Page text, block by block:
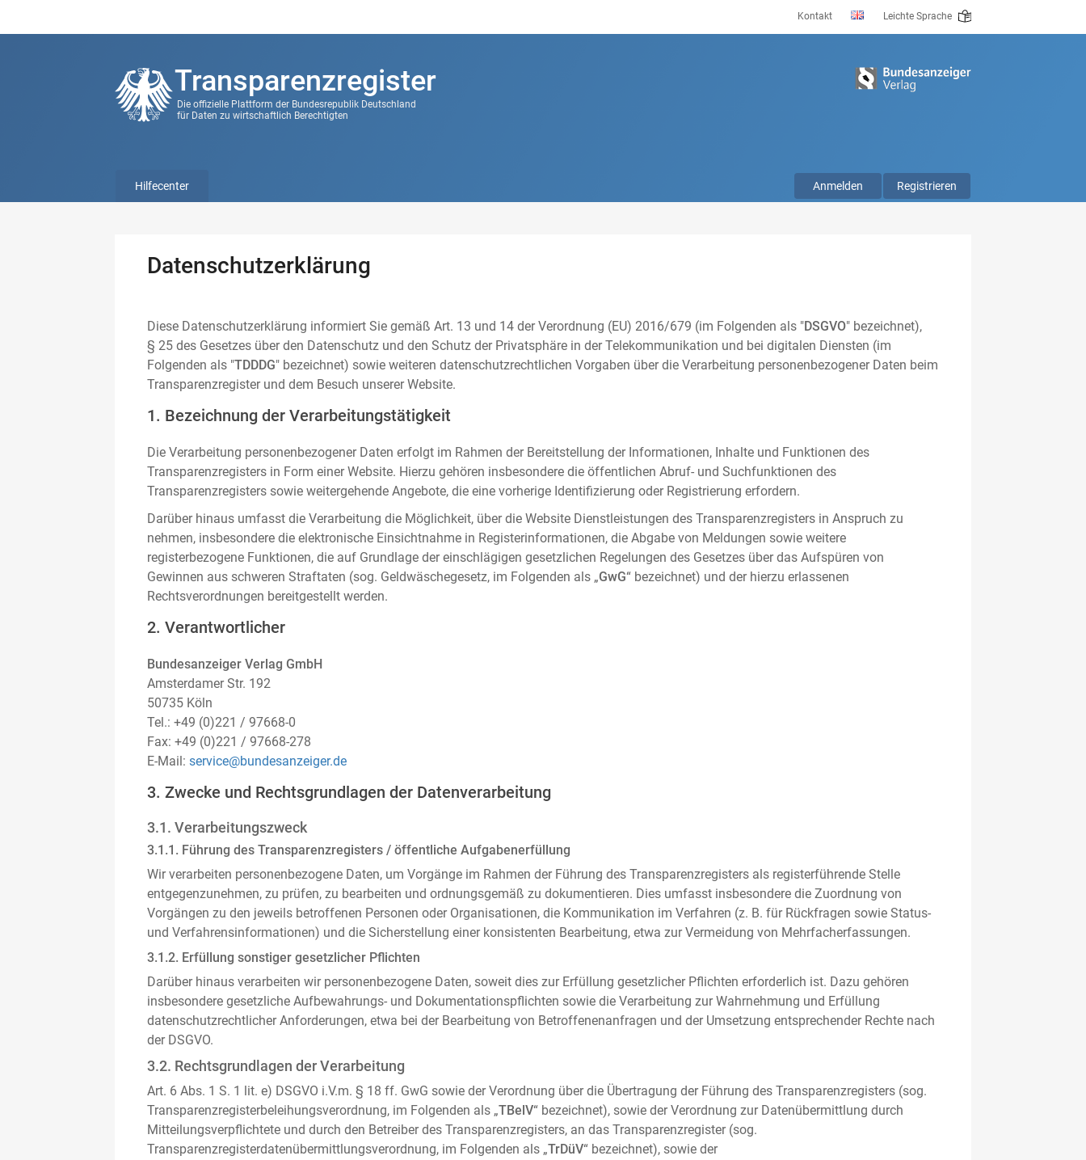
Kontakt Leichte Sprache
Transparenzregister
Die offizielle Plattform der Bundesrepublik Deutschland
für Daten zu wirtschaftlich Berechtigten
Anmelden Registrieren
Hilfecenter
Datenschutzerklärung
Diese Datenschutzerklärung informiert Sie gemäß Art. 13 und 14 der Verordnung (EU) 2016/679 (im Folgenden als "DSGVO" bezeichnet),
§ 25 des Gesetzes über den Datenschutz und den Schutz der Privatsphäre in der Telekommunikation und bei digitalen Diensten (im
Folgenden als "TDDDG" bezeichnet) sowie weiteren datenschutzrechtlichen Vorgaben über die Verarbeitung personenbezogener Daten beim
Transparenzregister und dem Besuch unserer Website.
1. Bezeichnung der Verarbeitungstätigkeit
Die Verarbeitung personenbezogener Daten erfolgt im Rahmen der Bereitstellung der Informationen, Inhalte und Funktionen des
Transparenzregisters in Form einer Website. Hierzu gehören insbesondere die öffentlichen Abruf- und Suchfunktionen des
Transparenzregisters sowie weitergehende Angebote, die eine vorherige Identifizierung oder Registrierung erfordern.
Darüber hinaus umfasst die Verarbeitung die Möglichkeit, über die Website Dienstleistungen des Transparenzregisters in Anspruch zu
nehmen, insbesondere die elektronische Einsichtnahme in Registerinformationen, die Abgabe von Meldungen sowie weitere
registerbezogene Funktionen, die auf Grundlage der einschlägigen gesetzlichen Regelungen des Gesetzes über das Aufspüren von
Gewinnen aus schweren Straftaten (sog. Geldwäschegesetz, im Folgenden als „GwG“ bezeichnet) und der hierzu erlassenen
Rechtsverordnungen bereitgestellt werden.
2. Verantwortlicher
Bundesanzeiger Verlag GmbH
Amsterdamer Str. 192
50735 Köln
Tel.: +49 (0)221 / 97668-0
Fax: +49 (0)221 / 97668-278
E-Mail: service@bundesanzeiger.de
3. Zwecke und Rechtsgrundlagen der Datenverarbeitung
3.1. Verarbeitungszweck
3.1.1. Führung des Transparenzregisters / öffentliche Aufgabenerfüllung
Wir verarbeiten personenbezogene Daten, um Vorgänge im Rahmen der Führung des Transparenzregisters als registerführende Stelle
entgegenzunehmen, zu prüfen, zu bearbeiten und ordnungsgemäß zu dokumentieren. Dies umfasst insbesondere die Zuordnung von
Vorgängen zu den jeweils betroffenen Personen oder Organisationen, die Kommunikation im Verfahren (z. B. für Rückfragen sowie Status-
und Verfahrensinformationen) und die Sicherstellung einer konsistenten Bearbeitung, etwa zur Vermeidung von Mehrfacherfassungen.
3.1.2. Erfüllung sonstiger gesetzlicher Pflichten
Darüber hinaus verarbeiten wir personenbezogene Daten, soweit dies zur Erfüllung gesetzlicher Pflichten erforderlich ist. Dazu gehören
insbesondere gesetzliche Aufbewahrungs- und Dokumentationspflichten sowie die Verarbeitung zur Wahrnehmung und Erfüllung
datenschutzrechtlicher Anforderungen, etwa bei der Bearbeitung von Betroffenenanfragen und der Umsetzung entsprechender Rechte nach
der DSGVO.
3.2. Rechtsgrundlagen der Verarbeitung
Art. 6 Abs. 1 S. 1 lit. e) DSGVO i.V.m. § 18 ff. GwG sowie der Verordnung über die Übertragung der Führung des Transparenzregisters (sog.
Transparenzregisterbeleihungsverordnung, im Folgenden als „TBelV“ bezeichnet), sowie der Verordnung zur Datenübermittlung durch
Mitteilungsverpflichtete und durch den Betreiber des Transparenzregisters, an das Transparenzregister (sog.
Transparenzregisterdatenübermittlungsverordnung, im Folgenden als „TrDüV“ bezeichnet), sowie der